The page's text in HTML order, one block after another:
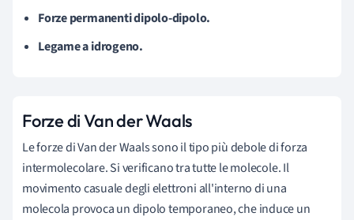
Forze permanenti dipolo-dipolo.
Legame a idrogeno.
Forze di Van der Waals
Le forze di Van der Waals sono il tipo più debole di forza
intermolecolare. Si verificano tra tutte le molecole. Il
movimento casuale degli elettroni all'interno di una
molecola provoca un dipolo temporaneo, che induce un